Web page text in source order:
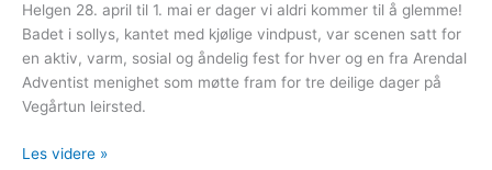
Helgen 28. april til 1. mai er dager vi aldri kommer til å glemme!
Badet i sollys, kantet med kjølige vindpust, var scenen satt for
en aktiv, varm, sosial og åndelig fest for hver og en fra Arendal
Adventist menighet som møtte fram for tre deilige dager på
Vegårtun leirsted.
Uforglemmelige
Les videre »